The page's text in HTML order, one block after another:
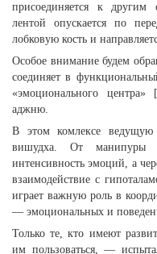
присоединяется к другим
лентой опускается по
лобковую кость и
Особое внимание будем
соединяет в
«эмоционального центра» [
аджню.
В этом комлексе ведущую
вишудха. От манипуры
интенсивность эмоций, а
взаимодействие с
играет важную роль в
— эмоциональных и
Только те, кто имеют
им пользоваться, —